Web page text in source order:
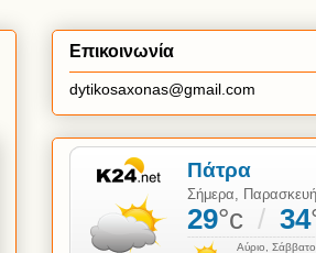
Επικοινωνία
dytikosaxonas@gmail.com